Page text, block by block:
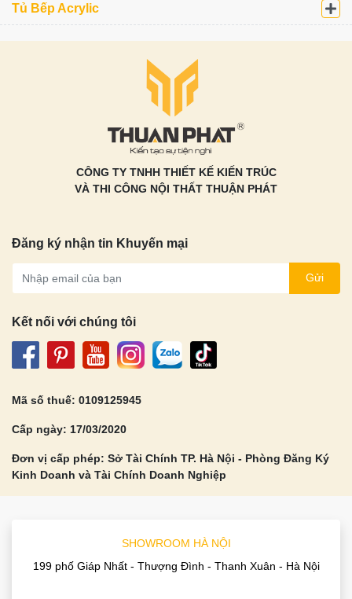
Tủ Bếp Acrylic
CÔNG TY TNHH THIẾT KẾ KIẾN TRÚC
VÀ THI CÔNG NỘI THẤT THUẬN PHÁT
Đăng ký nhận tin Khuyến mại
Gửi
Kết nối với chúng tôi
Mã số thuế: 0109125945
Cấp ngày: 17/03/2020
Đơn vị cấp phép: Sở Tài Chính TP. Hà Nội - Phòng Đăng Ký
Kinh Doanh và Tài Chính Doanh Nghiệp
SHOWROOM HÀ NỘI
199 phố Giáp Nhất - Thượng Đình - Thanh Xuân - Hà Nội